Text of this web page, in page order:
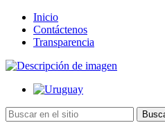
Inicio
Contáctenos
Transparencia